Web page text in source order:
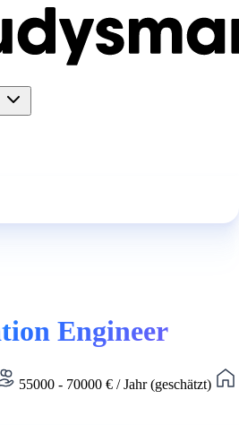
Engineer
55000 - 70000 € / Jahr (geschätzt)